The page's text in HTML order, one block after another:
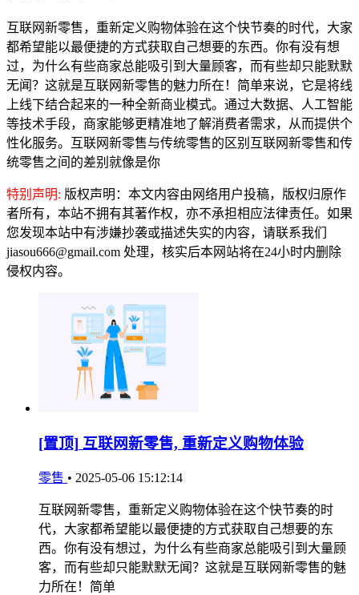
互联网新零售，重新定义购物体验在这个快节奏的时代，大家
都希望能以最便捷的方式获取自己想要的东西。你有没有想
过，为什么有些商家总能吸引到大量顾客，而有些却只能默默
无闻？这就是互联网新零售的魅力所在！简单来说，它是将线
上线下结合起来的一种全新商业模式。通过大数据、人工智能
等技术手段，商家能够更精准地了解消费者需求，从而提供个
性化服务。互联网新零售与传统零售的区别互联网新零售和传
统零售之间的差别就像是你
特别声明: 版权声明：本文内容由网络用户投稿，版权归原作
者所有，本站不拥有其著作权，亦不承担相应法律责任。如果
您发现本站中有涉嫌抄袭或描述失实的内容，请联系我们
jiasou666@gmail.com 处理，核实后本网站将在24小时内删除
侵权内容。
[置顶] 互联网新零售, 重新定义购物体验
零售 • 2025-05-06 15:12:14
互联网新零售，重新定义购物体验在这个快节奏的时
代，大家都希望能以最便捷的方式获取自己想要的东
西。你有没有想过，为什么有些商家总能吸引到大量顾
客，而有些却只能默默无闻？这就是互联网新零售的魅
力所在！简单